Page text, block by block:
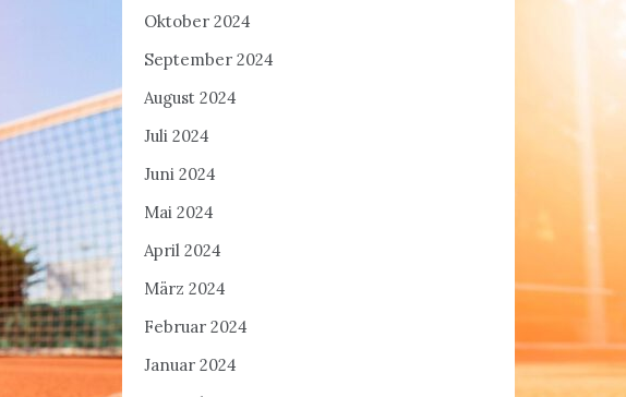
Oktober 2024
September 2024
August 2024
Juli 2024
Juni 2024
Mai 2024
April 2024
März 2024
Februar 2024
Januar 2024